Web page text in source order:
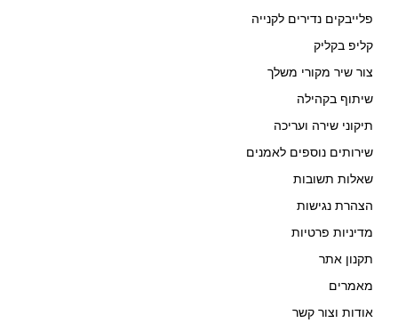
פלייבקים נדירים לקנייה
קליפ בקליק
צור שיר מקורי משלך
שיתוף בקהילה
תיקוני שירה ועריכה
שירותים נוספים לאמנים
שאלות תשובות
הצהרת נגישות
מדיניות פרטיות
תקנון אתר
מאמרים
אודות וצור קשר